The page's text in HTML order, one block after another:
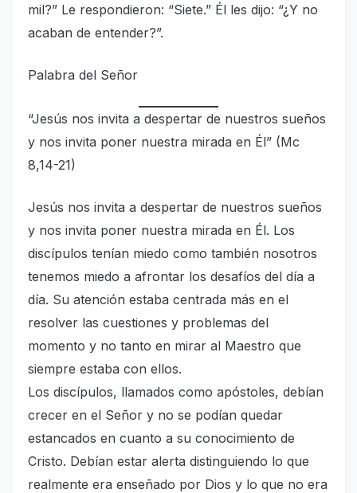
mil?” Le respondieron: “Siete.” Él les dijo: “¿Y no
acaban de entender?”.
Palabra del Señor
“Jesús nos invita a despertar de nuestros sueños
y nos invita poner nuestra mirada en Él” (Mc
8,14-21)
Jesús nos invita a despertar de nuestros sueños
y nos invita poner nuestra mirada en Él. Los
discípulos tenían miedo como también nosotros
tenemos miedo a afrontar los desafíos del día a
día. Su atención estaba centrada más en el
resolver las cuestiones y problemas del
momento y no tanto en mirar al Maestro que
siempre estaba con ellos.
Los discípulos, llamados como apóstoles, debían
crecer en el Señor y no se podían quedar
estancados en cuanto a su conocimiento de
Cristo. Debían estar alerta distinguiendo lo que
realmente era enseñado por Dios y lo que no era